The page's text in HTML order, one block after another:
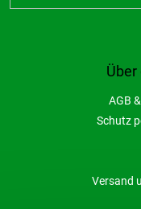
AGB
Schutz
Versand